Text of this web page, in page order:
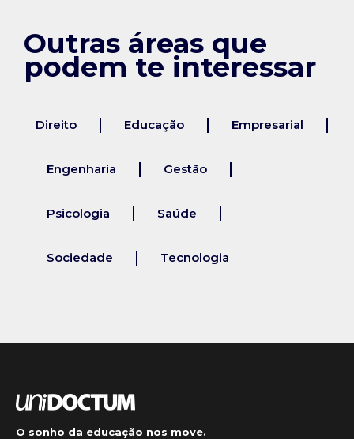
Outras áreas que
podem te interessar
Direito Educação Empresarial
Engenharia Gestão
Psicologia Saúde
Sociedade Tecnologia
O sonho da educação nos move.